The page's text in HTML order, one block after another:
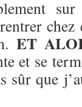
ET
et se
sûr que